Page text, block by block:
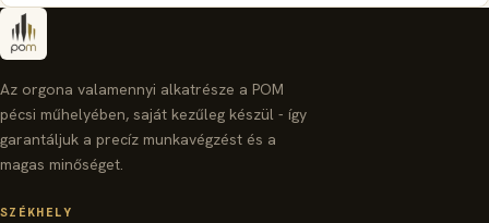
Az orgona valamennyi alkatrésze a POM
pécsi műhelyében, saját kezűleg készül - így
garantáljuk a precíz munkavégzést és a
magas minőséget.
SZÉKHELY